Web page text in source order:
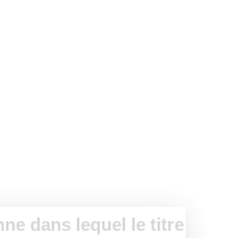
dans lequel le titre